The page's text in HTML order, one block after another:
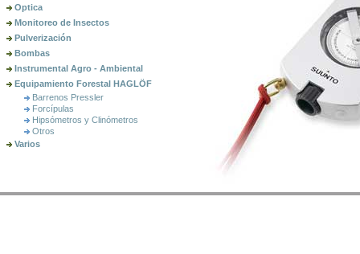
Optica
Monitoreo de Insectos
Pulverización
Bombas
Instrumental Agro - Ambiental
Equipamiento Forestal HAGLÖF
Barrenos Pressler
Forcípulas
Hipsómetros y Clinómetros
Otros
Varios